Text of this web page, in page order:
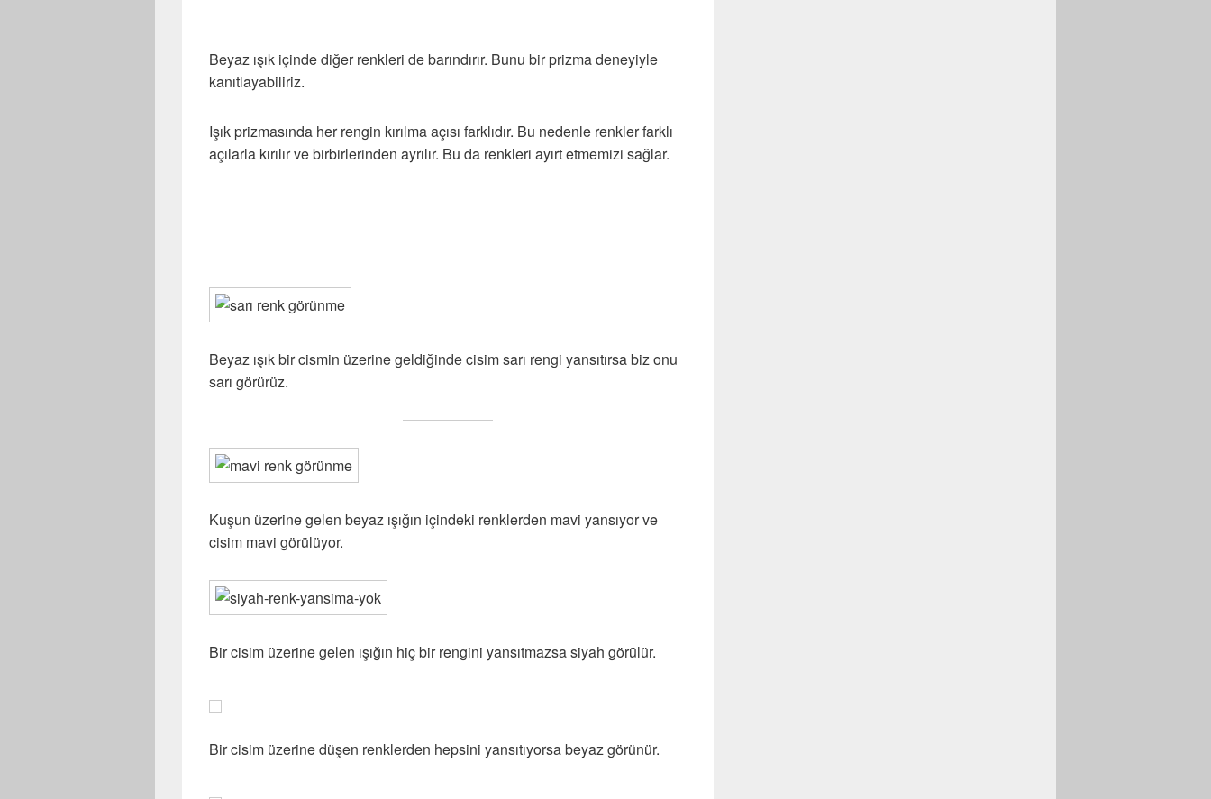
Beyaz ışık içinde diğer renkleri de barındırır. Bunu bir prizma deneyiyle
kanıtlayabiliriz.
Işık prizmasında her rengin kırılma açısı farklıdır. Bu nedenle renkler farklı
açılarla kırılır ve birbirlerinden ayrılır. Bu da renkleri ayırt etmemizi sağlar.
Beyaz ışık bir cismin üzerine geldiğinde cisim sarı rengi yansıtırsa biz onu
sarı görürüz.
Kuşun üzerine gelen beyaz ışığın içindeki renklerden mavi yansıyor ve
cisim mavi görülüyor.
Bir cisim üzerine gelen ışığın hiç bir rengini yansıtmazsa siyah görülür.
Bir cisim üzerine düşen renklerden hepsini yansıtıyorsa beyaz görünür.